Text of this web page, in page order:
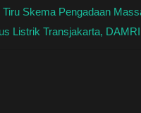
Skema Pengadaan
Listrik Transjakarta,